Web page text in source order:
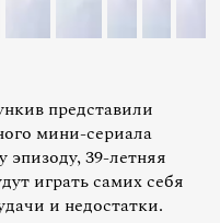
представили
мини-сериала
эпизоду, 39-летняя
играть самих себя
и недостатки.